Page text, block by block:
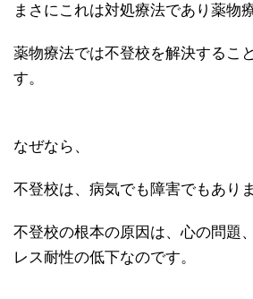
まさにこれは対処療法であり薬物
薬物療法では不登校を解決するこ
す。
なぜなら、
不登校は、病気でも障害でもあり
不登校の根本の原因は、心の問題
レス耐性の低下なのです。